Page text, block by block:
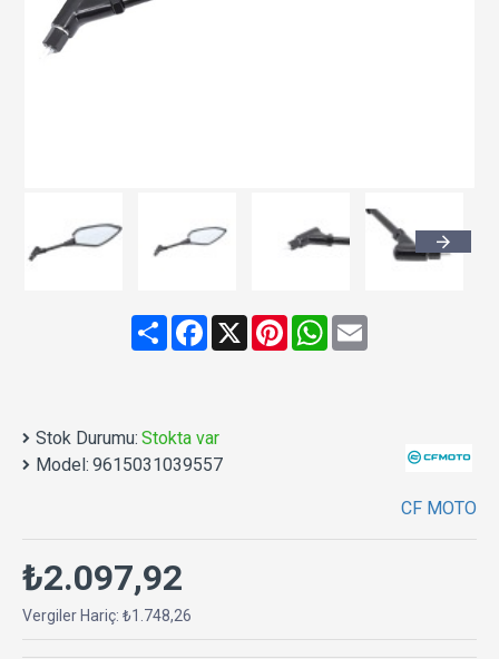
ShareFacebook
X PinterestWhatsApp
Email
Stok Durumu: Stokta var
Model: 9615031039557
CF MOTO
₺2.097,92
Vergiler Hariç: ₺1.748,26